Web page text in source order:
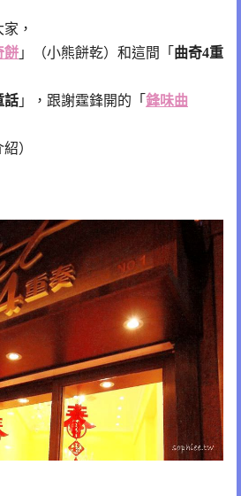
，
餅 」（小熊餅乾）和這間「 曲奇4重
話 」，跟謝霆鋒開的「 鋒味曲
）